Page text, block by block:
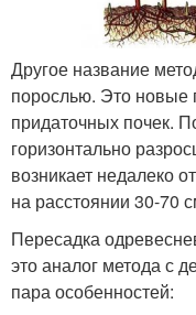
Другое название
порослью. Это новые
придаточных почек.
горизонтально
возникает недалеко
на расстоянии 30-70
Пересадка
это аналог метода с
пара особенностей: